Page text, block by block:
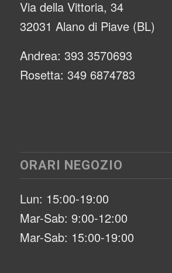
Via della Vittoria, 34
32031 Alano di Piave (BL)
Andrea: 393 3570693
Rosetta: 349 6874783
ORARI NEGOZIO
Lun: 15:00-19:00
Mar-Sab: 9:00-12:00
Mar-Sab: 15:00-19:00